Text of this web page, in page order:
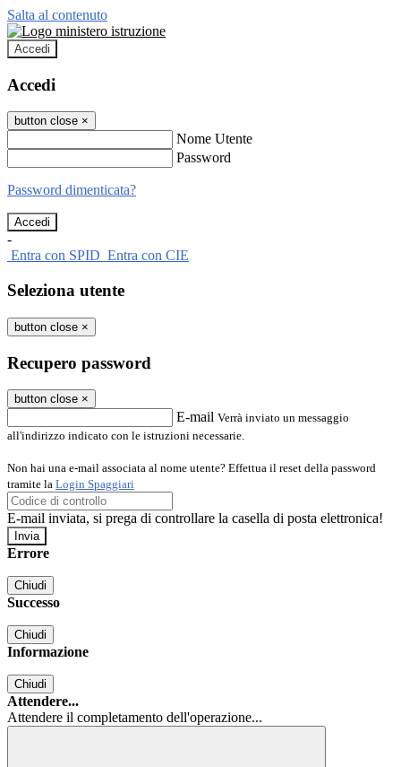
Salta al contenuto
Accedi
Accedi
button close ×
Nome Utente
Password
Password dimenticata?
-
Entra con SPID Entra con CIE
Seleziona utente
button close ×
Recupero password
button close ×
E-mail Verrà inviato un messaggio
all'indirizzo indicato con le istruzioni necessarie.
Non hai una e-mail associata al nome utente? Effettua il reset della password
tramite la Login Spaggiari
E-mail inviata, si prega di controllare la casella di posta elettronica!
Errore
Chiudi
Successo
Chiudi
Informazione
Chiudi
Attendere...
Attendere il completamento dell'operazione...